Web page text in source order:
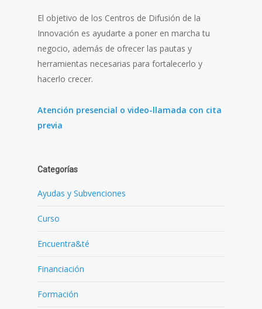
El objetivo de los Centros de Difusión de la
Innovación es ayudarte a poner en marcha tu
negocio, además de ofrecer las pautas y
herramientas necesarias para fortalecerlo y
hacerlo crecer.
Atención presencial o video-llamada con cita
previa
Categorías
Ayudas y Subvenciones
Curso
Encuentra&té
Financiación
Formación